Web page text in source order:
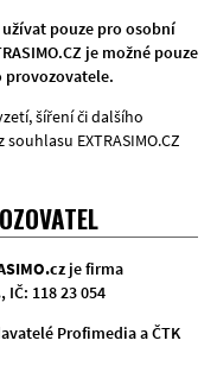
užívat pouze pro osobní
je možné pouze
provozovatele.
šíření či dalšího
EXTRASIMO.CZ
je firma
, IČ: 118 23 054
Profimedia a ČTK